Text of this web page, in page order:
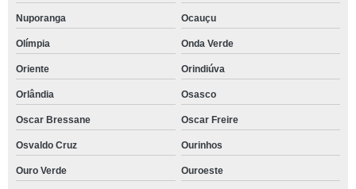
Nuporanga Ocauçu
Olímpia Onda Verde
Oriente Orindiúva
Orlândia Osasco
Oscar Bressane Oscar Freire
Osvaldo Cruz Ourinhos
Ouro Verde Ouroeste